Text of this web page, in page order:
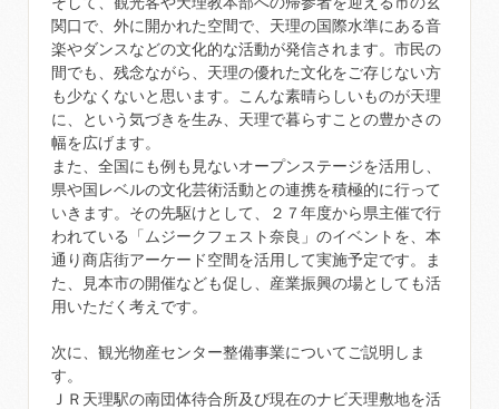
関口で、外に開かれた空間で、天理の国際水準にある音
楽やダンスなどの文化的な活動が発信されます。市民の
間でも、残念ながら、天理の優れた文化をご存じない方
も少なくないと思います。こんな素晴らしいものが天理
に、という気づきを生み、天理で暮らすことの豊かさの
幅を広げます。
また、全国にも例も見ないオープンステージを活用し、
県や国レベルの文化芸術活動との連携を積極的に行って
いきます。その先駆けとして、２７年度から県主催で行
われている「ムジークフェスト奈良」のイベントを、本
通り商店街アーケード空間を活用して実施予定です。ま
た、見本市の開催なども促し、産業振興の場としても活
用いただく考えです。
次に、観光物産センター整備事業についてご説明しま
す。
ＪＲ天理駅の南団体待合所及び現在のナビ天理敷地を活